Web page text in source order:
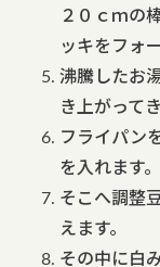
２０ｃｍの
ッキをフォ
沸騰したお
き上がって
フライパン
を入れます。
そこへ調整
えます。
その中に白